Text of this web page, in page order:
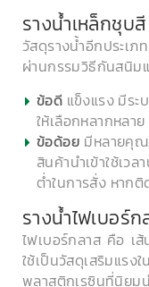
รางน้ำเหล็กชุบสี
วัสดุรางน้ำอีกประเ
ผ่านกรรมวิธีกันสนิม
ข้อดี แข็งแรง มีระ
ให้เลือกหลากหลาย
ข้อด้อย มีหลายคุณ
สินค้านำเข้าใช้เว
ต่ำในการสั่ง หาก
รางน้ำไฟเบอร์ก
ไฟเบอร์กลาส คือ เส้
ใช้เป็นวัสดุเสริมแ
พลาสติกเรซินที่นิย